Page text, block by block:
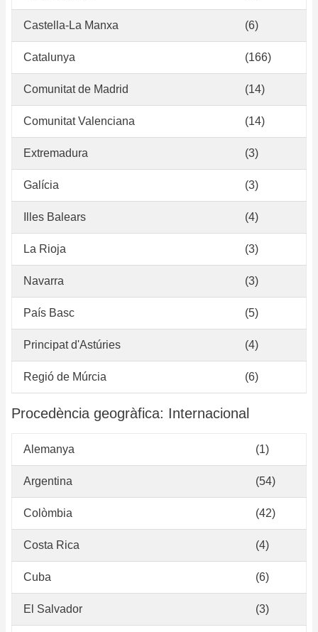
Castella-La Manxa (6)
Catalunya (166)
Comunitat de Madrid (14)
Comunitat Valenciana (14)
Extremadura (3)
Galícia (3)
Illes Balears (4)
La Rioja (3)
Navarra (3)
País Basc (5)
Principat d'Astúries (4)
Regió de Múrcia (6)
Procedència geogràfica: Internacional
Alemanya (1)
Argentina (54)
Colòmbia (42)
Costa Rica (4)
Cuba (6)
El Salvador (3)